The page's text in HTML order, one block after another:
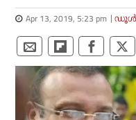
Apr 13, 2019, 5:23 pm